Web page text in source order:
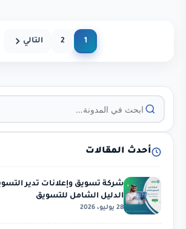
1
2 التالي
أحدث المقالات
شركة تسويق وإعلانات تدير
الدليل الشامل للتسويق
28 يوليو، 2026